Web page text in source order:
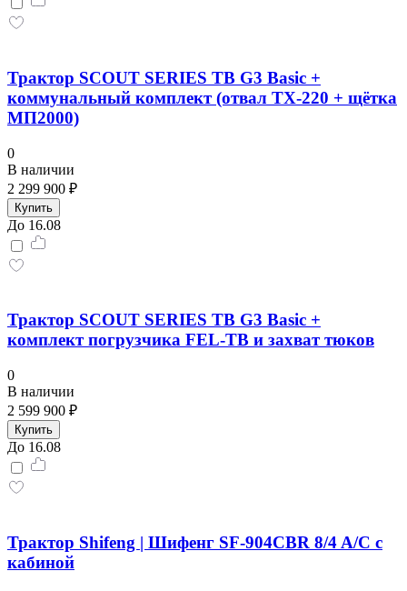
Трактор SCOUT SERIES TB G3 Basic +
коммунальный комплект (отвал TX-220 + щётка
МП2000)
0
В наличии
2 299 900 ₽
Купить
До 16.08
Трактор SCOUT SERIES TB G3 Basiс +
комплект погрузчика FEL-TB и захват тюков
0
В наличии
2 599 900 ₽
Купить
До 16.08
Трактор Shifeng | Шифенг SF-904СBR 8/4 A/C с
кабиной